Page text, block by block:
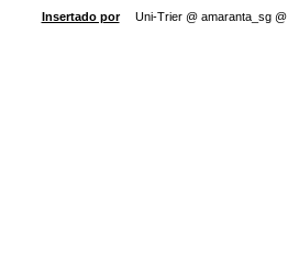
Insertado por
Uni-Trier @ amaranta_sg @